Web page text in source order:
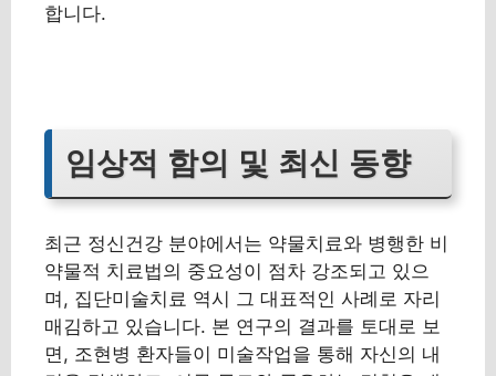
합니다.
임상적 함의 및 최신 동향
최근 정신건강 분야에서는 약물치료와 병행한 비
약물적 치료법의 중요성이 점차 강조되고 있으
며, 집단미술치료 역시 그 대표적인 사례로 자리
매김하고 있습니다. 본 연구의 결과를 토대로 보
면, 조현병 환자들이 미술작업을 통해 자신의 내